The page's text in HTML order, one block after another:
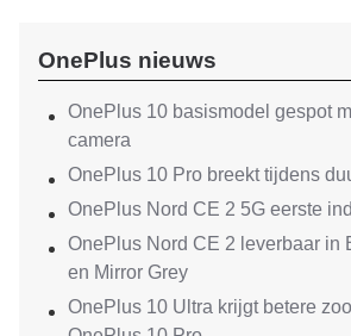
OnePlus nieuws
OnePlus 10 basismodel gespot
camera
OnePlus 10 Pro breekt tijdens
OnePlus Nord CE 2 5G eerste
OnePlus Nord CE 2 leverbaar in
en Mirror Grey
OnePlus 10 Ultra krijgt betere